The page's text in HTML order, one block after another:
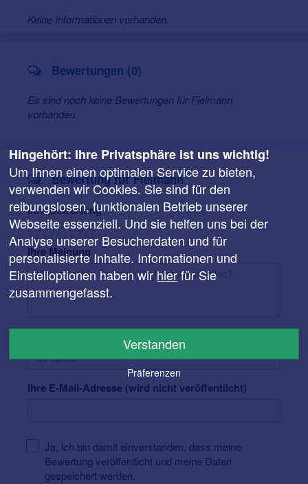
Keine Informationen vorhanden.
Bewertungen (0)
Es sind noch keine Bewertungen für Fielmann
vorhanden.
Bewertung für Fielmann
Ihre Bewertung
Ihre Meinung
Ihre E-Mail-Adresse (wird nicht veröffentlicht)
Ja, ich bin damit einverstanden, dass meine
Bewertung veröffentlicht und meine Daten
gespeichert werden.
Hingehört: Ihre Privatsphäre ist uns wichtig!
Um Ihnen einen optimalen Service zu bieten,
verwenden wir Cookies. Sie sind für den
reibungslosen, funktionalen Betrieb unserer
Webseite essenziell. Und sie helfen uns bei der
Analyse unserer Besucherdaten und für
personalisierte Inhalte. Informationen und
Einstelloptionen haben wir hierfür Sie
zusammengefasst.
Verstanden
Präferenzen